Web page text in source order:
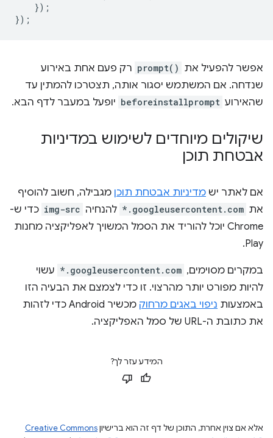
});
});
אפשר להפעיל את prompt() רק פעם אחת באירוע
שנדחה. אם המשתמש יסגור אותה, תצטרכו להמתין עד
שהאירוע beforeinstallprompt יופעל במעבר לדף הבא.
שיקולים מיוחדים לשימוש במדיניות
אבטחת תוכן
אם לאתר יש מדיניות אבטחת תוכן מגבילה, חשוב להוסיף
את *.googleusercontent.com להנחיה img-src כדי ש-
Chrome יוכל להוריד את הסמל המשויך לאפליקציה מחנות
Play.
במקרים מסוימים, *.googleusercontent.com עשוי
להיות מפורט יותר מהרצוי. זו כדי לצמצם את הבעיה הזו
באמצעות ניפוי באגים מרחוק
מכשיר Android כדי לזהות
את כתובת ה-URL של סמל האפליקציה.
המידע עזר לך?
אלא אם צוין אחרת, התוכן של דף זה הוא ברישיוןCreative Commons